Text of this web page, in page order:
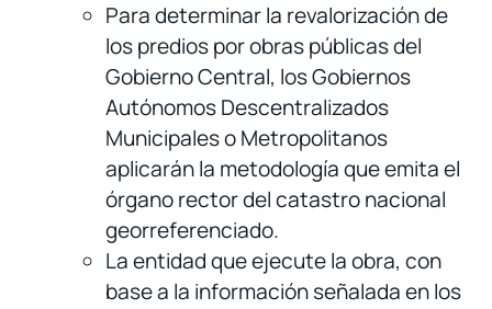
Para determinar la revalorización de
los predios por obras públicas del
Gobierno Central, los Gobiernos
Autónomos Descentralizados
Municipales o Metropolitanos
aplicarán la metodología que emita el
órgano rector del catastro nacional
georreferenciado.
La entidad que ejecute la obra, con
base a la información señalada en los